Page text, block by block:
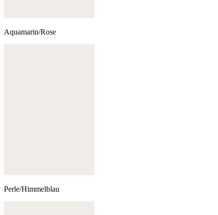
Aquamarin/Rose
Perle/Himmelblau